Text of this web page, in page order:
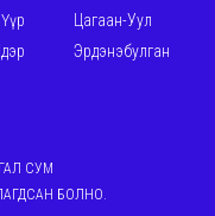
Цагаан-Уул
Эрдэнэбулган
СУМ
БОЛНО.